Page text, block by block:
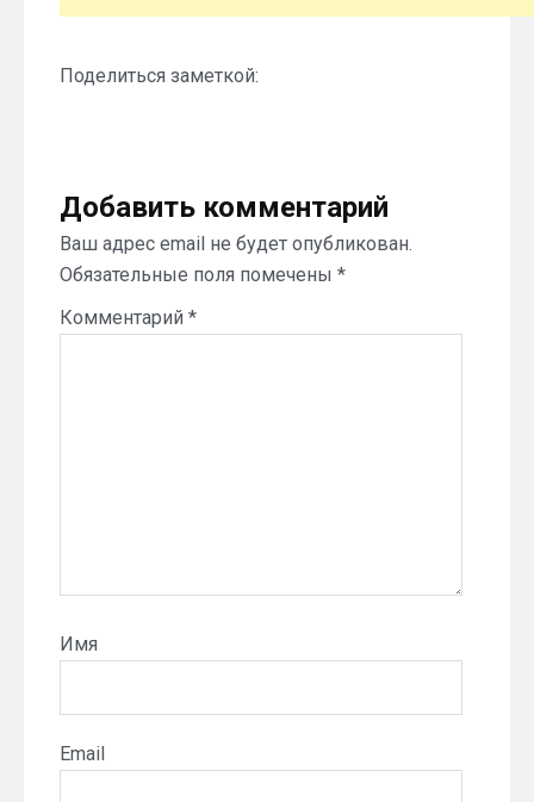
Поделиться заметкой:
Добавить комментарий
Ваш адрес email не будет опубликован.
Обязательные поля помечены *
Комментарий *
Имя
Email